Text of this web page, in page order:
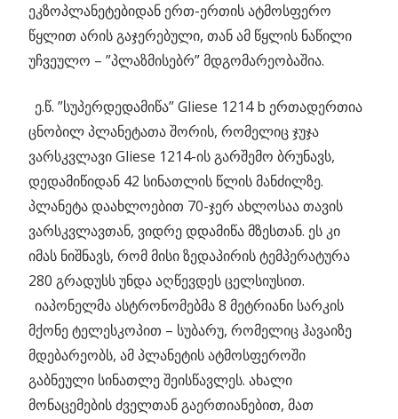
ეკზოპლანეტებიდან ერთ-ერთის ატმოსფერო
წყლით არის გაჯერებული, თან ამ წყლის ნაწილი
უჩვეულო – ”პლაზმისებრ” მდგომარეობაშია.
ე.წ. ”სუპერდედამიწა” Gliese 1214 b ერთადერთია
ცნობილ პლანეტათა შორის, რომელიც ჯუჯა
ვარსკვლავი Gliese 1214-ის გარშემო ბრუნავს,
დედამიწიდან 42 სინათლის წლის მანძილზე.
პლანეტა დაახლოებით 70-ჯერ ახლოსაა თავის
ვარსკვლავთან, ვიდრე დდამიწა მზესთან. ეს კი
იმას ნიშნავს, რომ მისი ზედაპირის ტემპერატურა
280 გრადუსს უნდა აღწევდეს ცელსიუსით.
იაპონელმა ასტრონომებმა 8 მეტრიანი სარკის
მქონე ტელესკოპით – სუბარუ, რომელიც ჰავაიზე
მდებარეობს, ამ პლანეტის ატმოსფეროში
გაბნეული სინათლე შეისწავლეს. ახალი
მონაცემების ძველთან გაერთიანებით, მათ